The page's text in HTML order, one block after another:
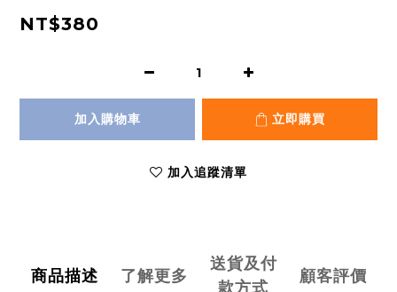
NT$380
加入購物車 立即購買
加入追蹤清單
商品描述 了解更多
送貨及付
款方式
顧客評價